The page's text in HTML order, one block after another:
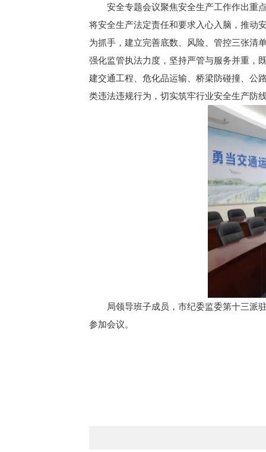
安全专题会议聚焦安全生产工作作出重
将安全生产法定责任和要求入心入脑，推动
为抓手，建立完善底数、风险、管控三张清
强化监管执法力度，坚持严管与服务并重，
建交通工程、危化品运输、桥梁防碰撞、公
类违法违规行为，切实筑牢行业安全生产防
局领导班子成员，市纪委监委第十三派
参加会议。